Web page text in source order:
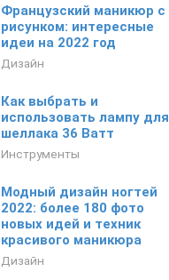
Французский маникюр с
рисунком: интересные
идеи на 2022 год
Дизайн
Как выбрать и
использовать лампу для
шеллака 36 Ватт
Инструменты
Модный дизайн ногтей
2022: более 180 фото
новых идей и техник
красивого маникюра
Дизайн